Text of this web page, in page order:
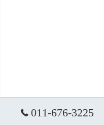
011-676-3225